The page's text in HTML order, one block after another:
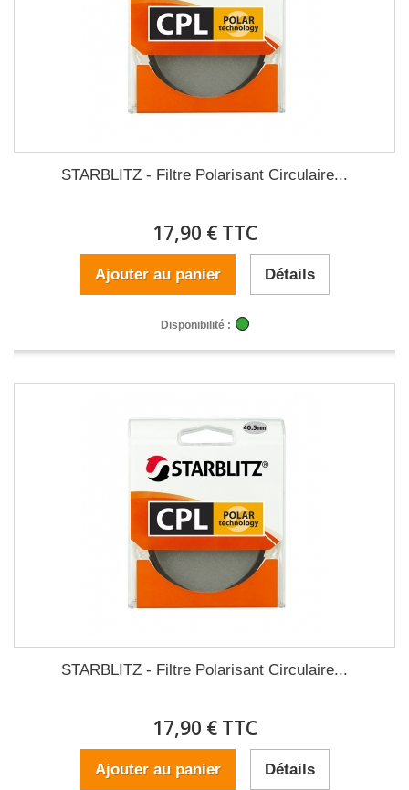
STARBLITZ - Filtre Polarisant Circulaire...
17,90 € TTC
Ajouter au panier Détails
Disponibilité :
STARBLITZ - Filtre Polarisant Circulaire...
17,90 € TTC
Ajouter au panier Détails